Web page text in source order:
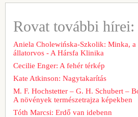
Rovat további hírei:
Aniela Cholewińska-Szkolik: Minka, a
állatorvos - A Hársfa Klinika
Cecilie Enger: A fehér térkép
Kate Atkinson: Nagytakarítás
M. F. Hochstetter – G. H. Schubert –
A növények természetrajza képekben
Tóth Marcsi: Erdő van idebenn